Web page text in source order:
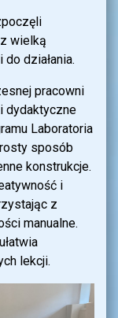
wielką
działania.
pracowni
dydaktyczne
Laboratoria
sposób
konstrukcje.
i
z
manualne.
lekcji.